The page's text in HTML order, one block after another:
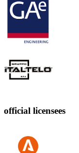
official licensees